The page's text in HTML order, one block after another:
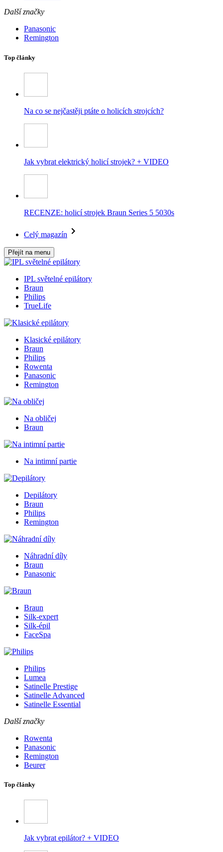
Další značky
Panasonic
Remington
Top články
Na co se nejčastěji ptáte o holicích strojcích?
Jak vybrat elektrický holicí strojek? + VIDEO
RECENZE: holicí strojek Braun Series 5 5030s
Celý magazín
Přejít na menu
IPL světelné epilátory
Braun
Philips
TrueLife
Klasické epilátory
Braun
Philips
Rowenta
Panasonic
Remington
Na obličej
Braun
Na intimní partie
Depilátory
Braun
Philips
Remington
Náhradní díly
Braun
Panasonic
Braun
Silk-expert
Silk-épil
FaceSpa
Philips
Lumea
Satinelle Prestige
Satinelle Advanced
Satinelle Essential
Další značky
Rowenta
Panasonic
Remington
Beurer
Top články
Jak vybrat epilátor? + VIDEO